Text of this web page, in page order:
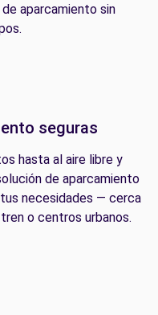
aparcamiento sin
seguras
hasta al aire libre y
de aparcamiento
necesidades — cerca
o centros urbanos.